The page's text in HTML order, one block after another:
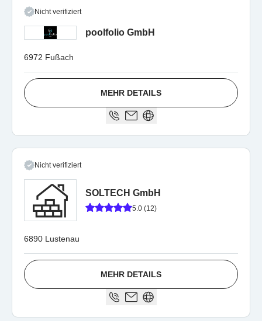
Nicht verifiziert
poolfolio GmbH
6972 Fußach
MEHR DETAILS
Nicht verifiziert
SOLTECH GmbH
5.0 (12)
6890 Lustenau
MEHR DETAILS